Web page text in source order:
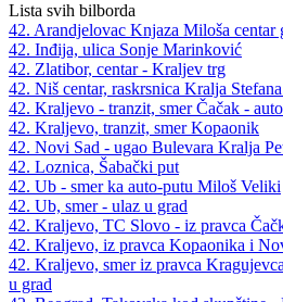
Lista svih bilborda
42. Arandjelovac Knjaza Miloša centar
42. Inđija, ulica Sonje Marinković
42. Zlatibor, centar - Kraljev trg
42. Niš centar, raskrsnica Kralja
42. Kraljevo - tranzit, smer Čačak -
42. Kraljevo, tranzit, smer Kopaonik
42. Novi Sad - ugao Bulevara Kralja
42. Loznica, Šabački put
42. Ub - smer ka auto-putu Miloš Veliki
42. Ub, smer - ulaz u grad
42. Kraljevo, TC Slovo - iz pravca
42. Kraljevo, iz pravca Kopaonika i
42. Kraljevo, smer iz pravca
u grad